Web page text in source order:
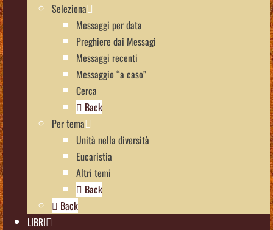
Seleziona
Messaggi per data
Preghiere dai Messagi
Messaggi recenti
Messaggio “a caso”
Cerca
Back
Per tema
Unità nella diversità
Eucaristia
Altri temi
Back
Back
LIBRI